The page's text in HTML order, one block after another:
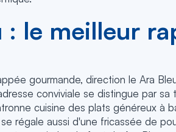
: le meilleur
gourmande, direction le Ara
conviviale se distingue par
cuisine des plats généreux à
régale aussi d'une fricassée de